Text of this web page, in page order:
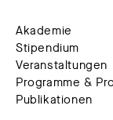
Akademie
Stipendium
Veranstaltungen
Programme &
Publikationen